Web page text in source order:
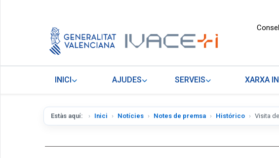
INICI AJUDES SERVEIS XARXA
Estàs aquí: Inici Notícies Notes de premsa Histórico Visita